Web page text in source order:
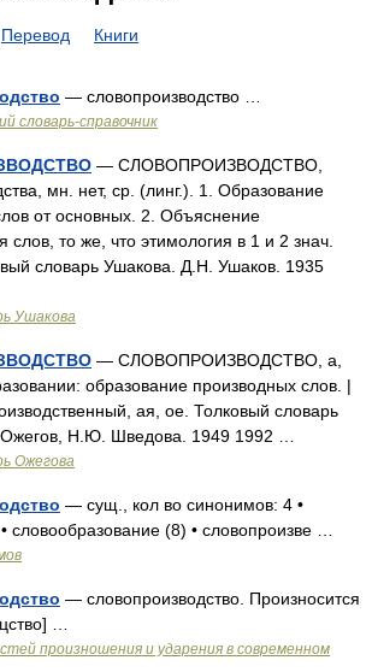
Перевод Книги
— словопроизводство …
словарь-справочник
— СЛОВОПРОИЗВОДСТВО,
мн. нет, ср. (линг.). 1. Образование
от основных. 2. Объяснение
слов, то же, что этимология в 1 и 2 знач.
словарь Ушакова. Д.Н. Ушаков. 1935
Ушакова
— СЛОВОПРОИЗВОДСТВО, а,
образование производных слов. |
ая, ое. Толковый словарь
Н.Ю. Шведова. 1949 1992 …
Ожегова
— сущ., кол во синонимов: 4 •
словообразование (8) • словопроизве …
— словопроизводство. Произносится
…
произношения и ударения в современном